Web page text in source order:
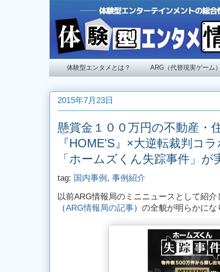
体験型エンタメとは？ ARG（代替現実ゲーム
2015年7月23日
懸賞金１００万円の不動産・
『HOME'S』×大逆転裁判コ
「ホームズくん失踪事件」が
tag: 国内事例 , 事例紹介
以前ARG情報局のミニニュースとして紹
（ARG情報局の記事）の全貌が明らかにな